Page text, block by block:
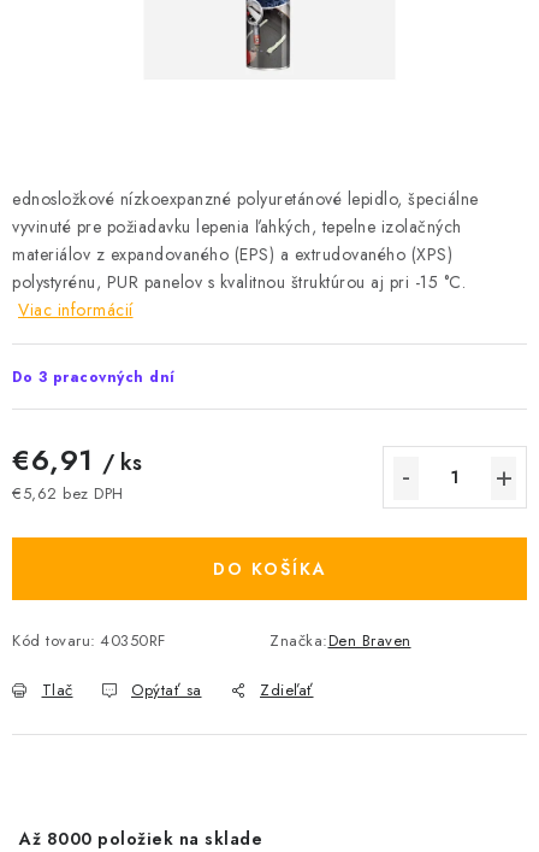
Podmínky ochrany osobních údajů
ednosložkové nízkoexpanzné polyuretánové lepidlo, špeciálne
vyvinuté pre požiadavku lepenia ľahkých, tepelne izolačných
materiálov z expandovaného (EPS) a extrudovaného (XPS)
polystyrénu, PUR panelov s kvalitnou štruktúrou aj pri -15 °C.
Viac informácií
Do 3 pracovných dní
€6,91 / ks
€5,62 bez DPH
DO KOŠÍKA
Kód tovaru: 40350RF Značka:Den Braven
Tlač Opýtať sa Zdieľať
Až 8000 položiek na sklade